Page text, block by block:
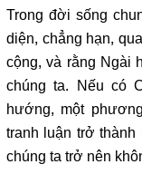
Trong đời sống
diện, chẳng hạn,
cộng, và rằng Ngài
chúng ta. Nếu có
hướng, một
tranh luận trở
chúng ta trở nên